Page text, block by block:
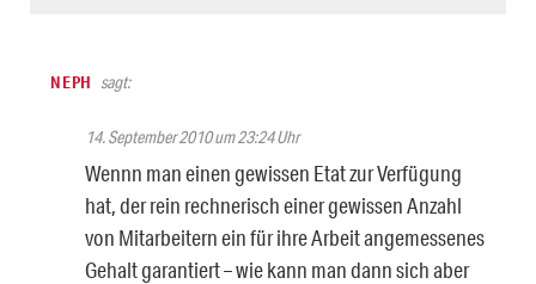
NEPH sagt:
14. September 2010 um 23:24 Uhr
Wennn man einen gewissen Etat zur Verfügung
hat, der rein rechnerisch einer gewissen Anzahl
von Mitarbeitern ein für ihre Arbeit angemessenes
Gehalt garantiert – wie kann man dann sich aber